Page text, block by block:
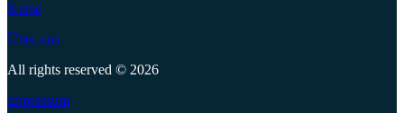
Kurse
Über uns
All rights reserved © 2026
Impressum